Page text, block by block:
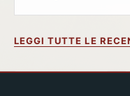
LEGGI TUTTE LE